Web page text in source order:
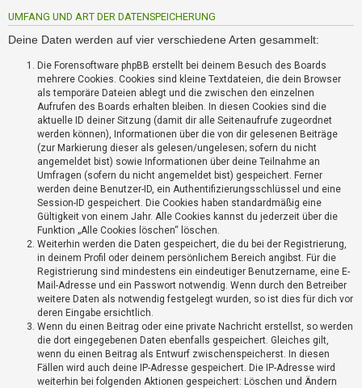
e
n
UMFANG UND ART DER DATENSPEICHERUNG
Deine Daten werden auf vier verschiedene Arten gesammelt:
Die Forensoftware phpBB erstellt bei deinem Besuch des Boards
mehrere Cookies. Cookies sind kleine Textdateien, die dein Browser
als temporäre Dateien ablegt und die zwischen den einzelnen
Aufrufen des Boards erhalten bleiben. In diesen Cookies sind die
aktuelle ID deiner Sitzung (damit dir alle Seitenaufrufe zugeordnet
werden können), Informationen über die von dir gelesenen Beiträge
(zur Markierung dieser als gelesen/ungelesen; sofern du nicht
angemeldet bist) sowie Informationen über deine Teilnahme an
Umfragen (sofern du nicht angemeldet bist) gespeichert. Ferner
werden deine Benutzer-ID, ein Authentifizierungsschlüssel und eine
Session-ID gespeichert. Die Cookies haben standardmäßig eine
Gültigkeit von einem Jahr. Alle Cookies kannst du jederzeit über die
Funktion „Alle Cookies löschen“ löschen.
Weiterhin werden die Daten gespeichert, die du bei der Registrierung,
in deinem Profil oder deinem persönlichem Bereich angibst. Für die
Registrierung sind mindestens ein eindeutiger Benutzername, eine E-
Mail-Adresse und ein Passwort notwendig. Wenn durch den Betreiber
weitere Daten als notwendig festgelegt wurden, so ist dies für dich vor
deren Eingabe ersichtlich.
Wenn du einen Beitrag oder eine private Nachricht erstellst, so werden
die dort eingegebenen Daten ebenfalls gespeichert. Gleiches gilt,
wenn du einen Beitrag als Entwurf zwischenspeicherst. In diesen
Fällen wird auch deine IP-Adresse gespeichert. Die IP-Adresse wird
weiterhin bei folgenden Aktionen gespeichert: Löschen und Ändern